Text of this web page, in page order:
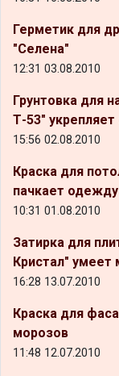
Герметик для
"Селена"
12:31 03.08.2010
Грунтовка для
Т-53"
15:56 02.08.2010
Краска для
пачкает одежду
10:31 01.08.2010
Затирка для
Кристал" умеет
16:28 13.07.2010
Краска для
морозов
11:48 12.07.2010